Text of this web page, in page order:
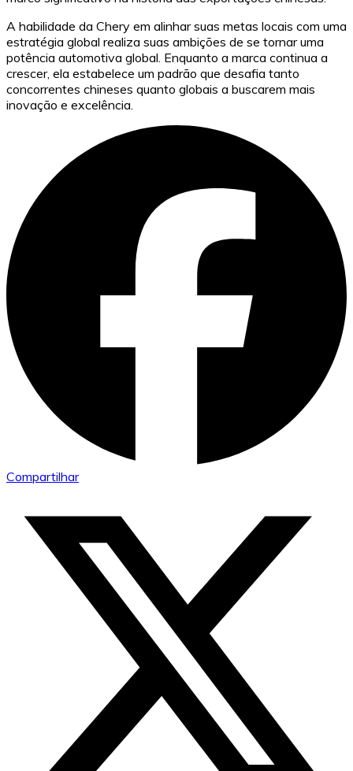
A habilidade da Chery em alinhar suas metas locais com uma
estratégia global realiza suas ambições de se tornar uma
potência automotiva global. Enquanto a marca continua a
crescer, ela estabelece um padrão que desafia tanto
concorrentes chineses quanto globais a buscarem mais
inovação e excelência.
Compartilhar